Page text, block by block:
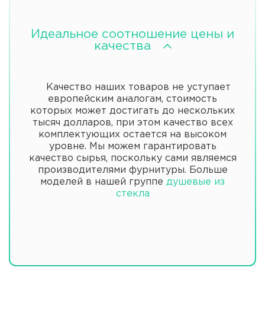
Идеальное соотношение цены и
качества
Качество наших товаров не уступает
европейским аналогам, стоимость
которых может достигать до нескольких
тысяч долларов, при этом качество всех
комплектующих остается на высоком
уровне. Мы можем гарантировать
качество сырья, поскольку сами являемся
производителями фурнитуры. Больше
моделей в нашей группе душевые из
стекла